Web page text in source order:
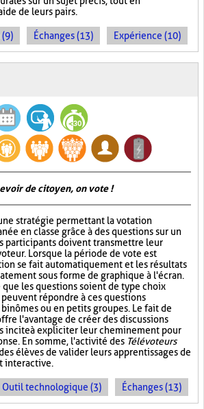
de leurs pairs.
Échanges (13) Expérience (10)
de citoyen, on vote !
stratégie permettant la votation
en classe grâce à des questions sur un
participants doivent transmettre leur
Lorsque la période de vote est
se fait automatiquement et les résultats
sous forme de graphique à l'écran.
les questions soient de type choix
répondre à ces questions
ou en petits groupes. Le fait de
l'avantage de créer des discussions
incite à expliciter leur cheminement pour
En somme, l'activité des Télévoteurs
élèves de valider leurs apprentissages de
interactive.
Outil technologique (3) Échanges (13)